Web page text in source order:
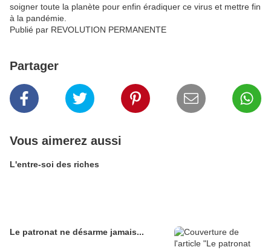
soigner toute la planète pour enfin éradiquer ce virus et mettre fin
à la pandémie.
Publié par REVOLUTION PERMANENTE
Partager
Vous aimerez aussi
L'entre-soi des riches
Le patronat ne désarme jamais...